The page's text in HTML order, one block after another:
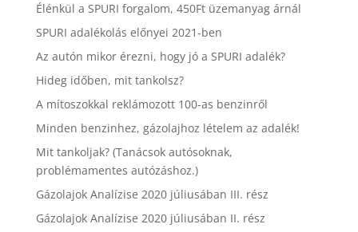
Élénkül a SPURI forgalom, 450Ft üzemanyag árnál
SPURI adalékolás előnyei 2021-ben
Az autón mikor érezni, hogy jó a SPURI adalék?
Hideg időben, mit tankolsz?
A mítoszokkal reklámozott 100-as benzinről
Minden benzinhez, gázolajhoz lételem az adalék!
Mit tankoljak? (Tanácsok autósoknak,
problémamentes autózáshoz.)
Gázolajok Analízise 2020 júliusában III. rész
Gázolajok Analízise 2020 júliusában II. rész